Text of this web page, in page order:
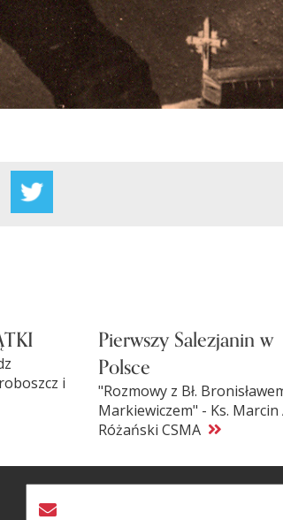
i
Pierwszy Salezjanin w
Polsce
"Rozmowy z Bł.
Markiewiczem" - Ks. Marcin
Różański CSMA